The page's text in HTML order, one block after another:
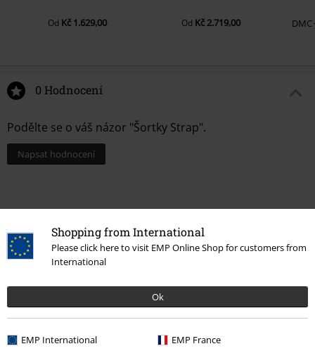
Shopping from International
Please click here to visit EMP Online Shop for customers from
International
Ok
EMP International EMP France
Od Kč 1.629,00 Od Kč 2.719,00 DMC
0 Hodnocení
Podělte se o váš názor "Šortky Strap".
Napsat hodnocení